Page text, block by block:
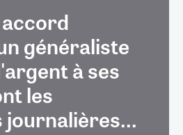
généraliste
à ses
les
journalières...